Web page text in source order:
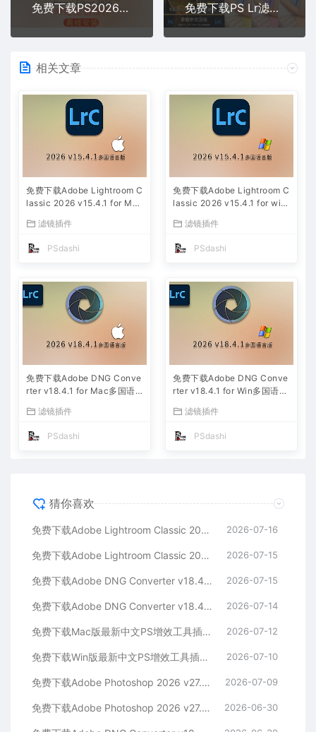
免费下载PS2026 v27最新Neural Filters For Win版神经滤镜离线安装包插件灰色Photoshop摄影师软件
免费下载PS Lr滤镜插件套装Nik Collection DxO v8.2.2 win版摄影后期修图中文汉化激活图像安装包教程
相关文章
免费下载Adobe Lightroom C
lassic 2026 v15.4.1 for Mac
安装包摄影后期照片图片编辑
工具
滤镜插件
PSdashi
免费下载Adobe Lightroom C
lassic 2026 v15.4.1 for win
安装包摄影后期照片图片编辑
工具
滤镜插件
PSdashi
免费下载Adobe DNG Conve
rter v18.4.1 for Mac多国语
照片格式转换器Lrc数字负片P
滤镜插件
PSdashi
免费下载Adobe DNG Conve
rter v18.4.1 for Win多国语言
片格式转换器Lrc数字负片PS
滤镜插件
PSdashi
猜你喜欢
免费下载Adobe Lightroom Classic 2026 v15.4.1 for Mac多国语言版中文LrC软件激活安装包摄影后期照片图片编辑工具 2026-07-16
免费下载Adobe Lightroom Classic 2026 v15.4.1 for win多国语言版中文LrC软件激活安装包摄影后期照片图片编辑工具 2026-07-15
免费下载Adobe DNG Converter v18.4.1 for Mac多国语言中文版安装包图片RAW相机照片格式转换器Lrc数字负片PS插件软件工具 2026-07-15
免费下载Adobe DNG Converter v18.4.1 for Win多国语言中文版安装包图片RAW相机照片格式转换器Lrc数字负片PS插件软件工具 2026-07-14
免费下载Mac版最新中文PS增效工具插件Adobe Camera Raw 2026 ACR v18.4.1 摄影后期一键安装包预设Lrc照片文件文档格式打开处理编辑 2026-07-12
免费下载Win版最新中文PS增效工具插件Adobe Camera Raw 2026 ACR v18.4.1 摄影后期一键安装包预设Lrc照片文件文档格式打开处理编辑 2026-07-10
免费下载Adobe Photoshop 2026 v27.8.0.13 for MAC多国语言版正式中文最新PS软件激活一键安装包Ai智能修图设计师平面设计工具 2026-07-09
免费下载Adobe Photoshop 2026 v27.8.0.13 for win多国语言版正式中文最新PS软件激活一键安装包Ai智能修图设计师平面设计工具 2026-06-30